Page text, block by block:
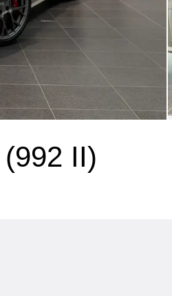
(992 II)